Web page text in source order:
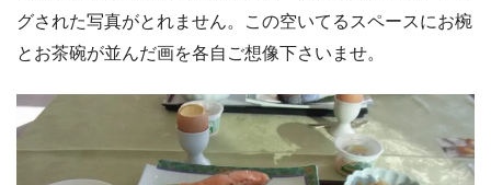
グされた写真がとれません。この空いてるスペースにお椀
とお茶碗が並んだ画を各自ご想像下さいませ。